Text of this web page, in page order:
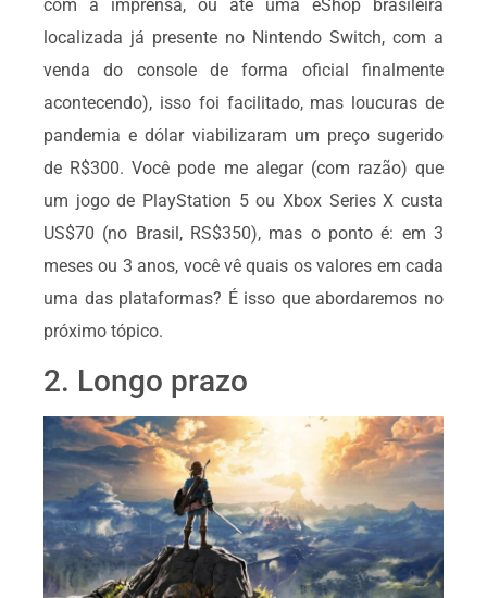
com a imprensa, ou até uma eShop brasileira
localizada já presente no Nintendo Switch, com a
venda do console de forma oficial finalmente
acontecendo), isso foi facilitado, mas loucuras de
pandemia e dólar viabilizaram um preço sugerido
de R$300. Você pode me alegar (com razão) que
um jogo de PlayStation 5 ou Xbox Series X custa
US$70 (no Brasil, RS$350), mas o ponto é: em 3
meses ou 3 anos, você vê quais os valores em cada
uma das plataformas? É isso que abordaremos no
próximo tópico.
2. Longo prazo